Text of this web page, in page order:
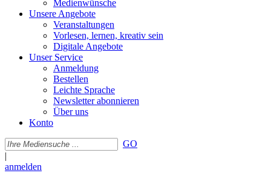
Medienwünsche
Unsere Angebote
Veranstaltungen
Vorlesen, lernen, kreativ sein
Digitale Angebote
Unser Service
Anmeldung
Bestellen
Leichte Sprache
Newsletter abonnieren
Über uns
Konto
GO
|
anmelden